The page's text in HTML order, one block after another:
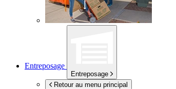
Entreposage
Entreposage
Retour au menu principal